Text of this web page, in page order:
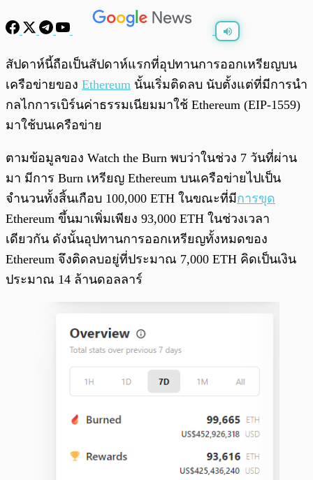
พร้อมเล่น /
สัปดาห์นี้ถือเป็นสัปดาห์แรกที่อุปทานการออกเหรียญบน
เครือข่ายของ Ethereum นั้นเริ่มติดลบ นับตั้งแต่ที่มีการนำ
กลไกการเบิร์นค่าธรรมเนียมมาใช้ Ethereum (EIP-1559)
มาใช้บนเครือข่าย
ตามข้อมูลของ Watch the Burn พบว่าในช่วง 7 วันที่ผ่าน
มา มีการ Burn เหรียญ Ethereum บนเครือข่ายไปเป็น
จำนวนทั้งสิ้นเกือบ 100,000 ETH ในขณะที่มีการขุด
Ethereum ขึ้นมาเพิ่มเพียง 93,000 ETH ในช่วงเวลา
เดียวกัน ดังนั้นอุปทานการออกเหรียญทั้งหมดของ
Ethereum จึงติดลบอยู่ที่ประมาณ 7,000 ETH คิดเป็นเงิน
ประมาณ 14 ล้านดอลลาร์